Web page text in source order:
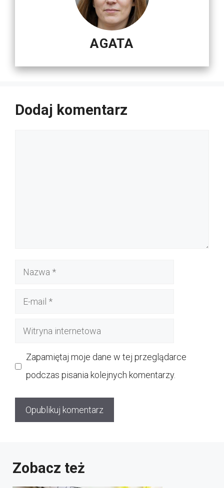
AGATA
Dodaj komentarz
Nazwa
Witryna
Zapamiętaj moje dane w tej przeglądarce
podczas pisania kolejnych komentarzy.
Zobacz też